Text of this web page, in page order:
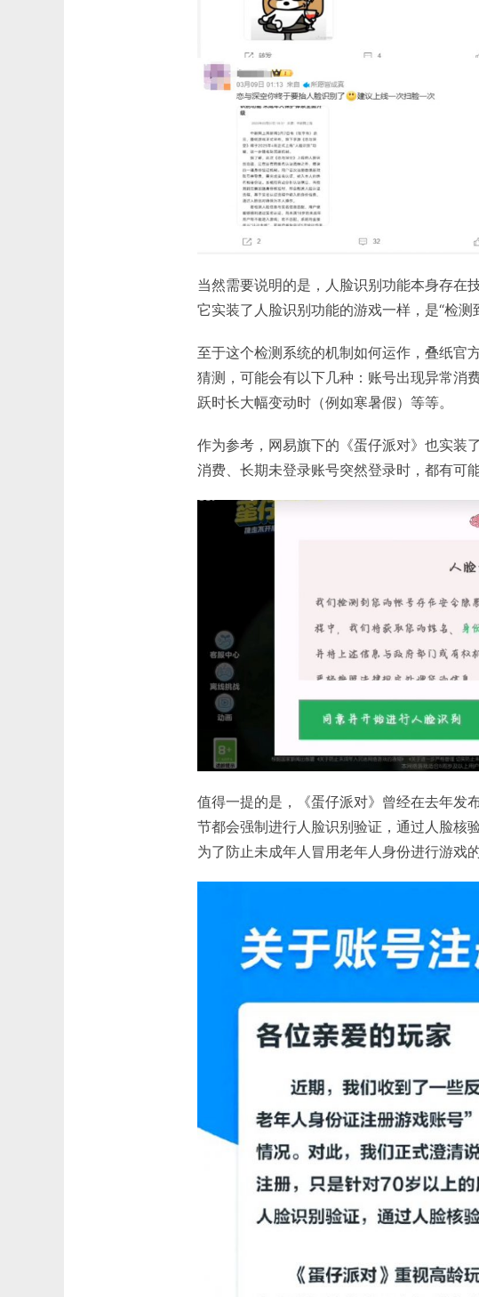
当然需要说明的是，人脸识别功能本身存在
它实装了人脸识别功能的游戏一样，是“检测
至于这个检测系统的机制如何运作，叠纸官
猜测，可能会有以下几种：账号出现异常消
跃时长大幅变动时（例如寒暑假）等等。
作为参考，网易旗下的《蛋仔派对》也实装
消费、长期未登录账号突然登录时，都有可
值得一提的是，《蛋仔派对》曾经在去年发
节都会强制进行人脸识别验证，通过人脸核
为了防止未成年人冒用老年人身份进行游戏的